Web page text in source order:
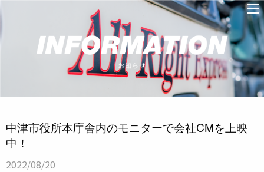
中津市役所本庁舎内のモニターで会社CMを上映
中！
2022/08/20